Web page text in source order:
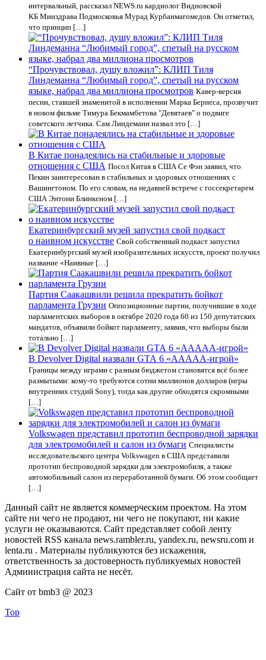
интервальный, рассказал NEWS.ru кардиолог Видновской
КБ Минздрава Подмосковья Мурад Курбанмагомедов. Он отметил,
что принцип […]
“Прочувствовал, душу вложил”: КЛИП Тиля
Линдеманна “Любимый город”, спетый на русском
языке, набрал два миллиона просмотров Кавер-версия
песни, ставшей знаменитой в исполнении Марка Бернеса, прозвучит
в новом фильме Тимура Бекмамбетова "Девятаев" о подвиге
советского летчика. Сам Линдеманн назвал это […]
В Китае понадеялись на стабильные и здоровые
отношения с США Посол Китая в США Се Фэн заявил, что
Пекин заинтересован в стабильных и здоровых отношениях с
Вашингтоном. По его словам, на недавней встрече с госсекретарем
США Энтони Блинкеном […]
Екатеринбургский музей запустил свой подкаст
о наивном искусстве Свой собственный подкаст запустил
Екатеринбургский музей изобразительных искусств, проект получил
название «Наивные […]
Партия Саакашвили решила прекратить бойкот
парламента Грузии Оппозиционные партии, получившие в ходе
парламентских выборов в октябре 2020 года 60 из 150 депутатских
мандатов, объявили бойкот парламенту, заявив, что выборы были
тотально […]
В Devolver Digital назвали GTA 6 «ААААА-игрой»
Границы между играми с разным бюджетом становятся всё более
размытыми: кому-то требуются сотни миллионов долларов (игры
внутренних студий Sony), тогда как другие обходятся скромными
[…]
Volkswagen представил прототип беспроводной зарядки
для электромобилей и салон из бумаги Специалисты
исследовательского центра Volkswagen в США представили
прототип беспроводной зарядки для электромобиля, а также
автомобильный салон из переработанной бумаги. Об этом сообщает
[…]
Данный сайт не является коммерческим проектом. На этом
сайте ни чего не продают, ни чего не покупают, ни какие
услуги не оказываются. Сайт представляет собой ленту
новостей RSS канала news.rambler.ru, yandex.ru, newsru.com и
lenta.ru . Материалы публикуются без искажения,
ответственность за достоверность публикуемых новостей
Администрация сайта не несёт.
Сайт от bmb3 @ 2023
Top